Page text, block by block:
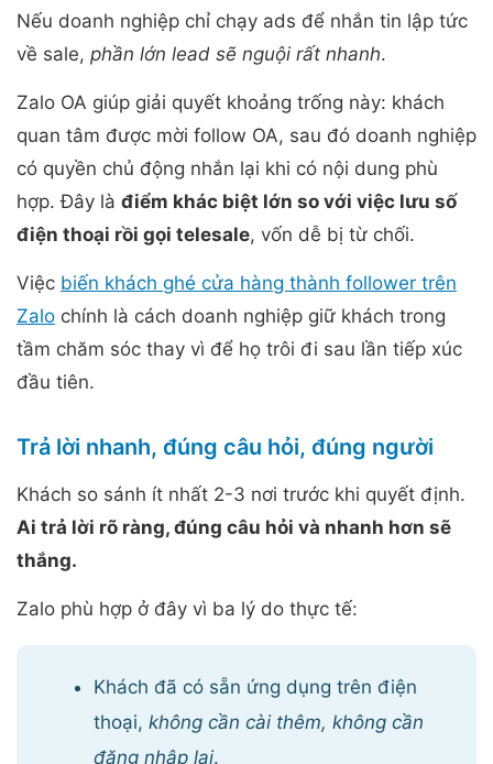
Nếu doanh nghiệp chỉ chạy ads để nhắn tin lập tức
về sale, phần lớn lead sẽ nguội rất nhanh.
Zalo OA giúp giải quyết khoảng trống này: khách
quan tâm được mời follow OA, sau đó doanh nghiệp
có quyền chủ động nhắn lại khi có nội dung phù
hợp. Đây là điểm khác biệt lớn so với việc lưu số
điện thoại rồi gọi telesale, vốn dễ bị từ chối.
Việc biến khách ghé cửa hàng thành follower trên
Zalo chính là cách doanh nghiệp giữ khách trong
tầm chăm sóc thay vì để họ trôi đi sau lần tiếp xúc
đầu tiên.
Trả lời nhanh, đúng câu hỏi, đúng người
Khách so sánh ít nhất 2-3 nơi trước khi quyết định.
Ai trả lời rõ ràng, đúng câu hỏi và nhanh hơn sẽ
thắng.
Zalo phù hợp ở đây vì ba lý do thực tế:
Khách đã có sẵn ứng dụng trên điện
thoại,không cần cài thêm, không cần
đăng nhập lại.